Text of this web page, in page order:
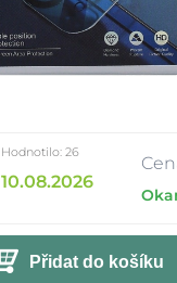
Hodnotilo: 26
10.08.2026
Přidat do košíku